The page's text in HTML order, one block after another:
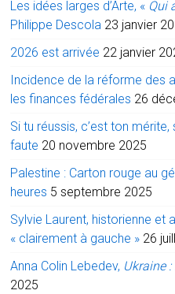
Les idées larges d’Arte, « Qui
Philippe Descola 23 janvier
2026 est arrivée 22 janvier
Incidence de la réforme des
les finances fédérales 26
Si tu réussis, c’est ton
faute 20 novembre 2025
Palestine : Carton rouge au
heures 5 septembre 2025
Sylvie Laurent, historienne et
« clairement à gauche » 26
Anna Colin Lebedev, Ukraine
2025